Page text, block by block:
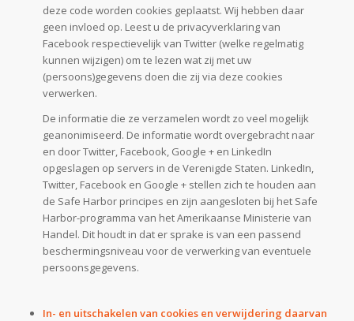
deze code worden cookies geplaatst. Wij hebben daar
geen invloed op. Leest u de privacyverklaring van
Facebook respectievelijk van Twitter (welke regelmatig
kunnen wijzigen) om te lezen wat zij met uw
(persoons)gegevens doen die zij via deze cookies
verwerken.
De informatie die ze verzamelen wordt zo veel mogelijk
geanonimiseerd. De informatie wordt overgebracht naar
en door Twitter, Facebook, Google + en LinkedIn
opgeslagen op servers in de Verenigde Staten. LinkedIn,
Twitter, Facebook en Google + stellen zich te houden aan
de Safe Harbor principes en zijn aangesloten bij het Safe
Harbor-programma van het Amerikaanse Ministerie van
Handel. Dit houdt in dat er sprake is van een passend
beschermingsniveau voor de verwerking van eventuele
persoonsgegevens.
In- en uitschakelen van cookies en verwijdering daarvan